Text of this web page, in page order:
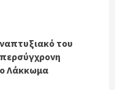
του
Λάκκωμα